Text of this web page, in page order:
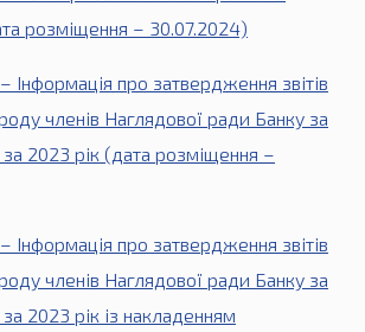
розміщення – 30.07.2024)
Інформація про затвердження звітів
членів Наглядової ради Банку за
за 2023 рік (дата розміщення –
Інформація про затвердження звітів
членів Наглядової ради Банку за
2023 рік із накладенням